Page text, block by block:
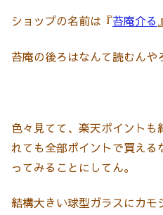
ショップの名前は『苔庵介る
苔庵の後ろはなんて読むんや
色々見てて、楽天ポイント
れても全部ポイントで買える
ってみることにしてん。
結構大きい球型ガラスにカ